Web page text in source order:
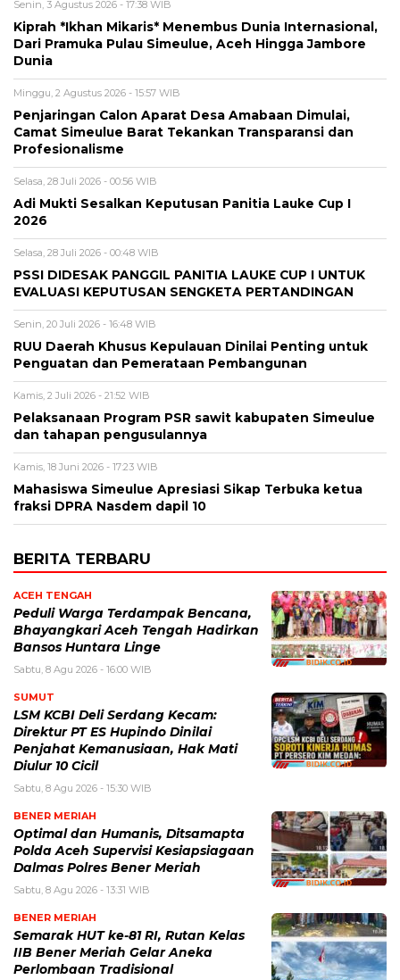
Senin, 3 Agustus 2026 - 17:38 WIB
Kiprah *Ikhan Mikaris* Menembus Dunia Internasional,
Dari Pramuka Pulau Simeulue, Aceh Hingga Jambore
Dunia
Minggu, 2 Agustus 2026 - 15:57 WIB
Penjaringan Calon Aparat Desa Amabaan Dimulai,
Camat Simeulue Barat Tekankan Transparansi dan
Profesionalisme
Selasa, 28 Juli 2026 - 00:56 WIB
Adi Mukti Sesalkan Keputusan Panitia Lauke Cup I
2026
Selasa, 28 Juli 2026 - 00:48 WIB
PSSI DIDESAK PANGGIL PANITIA LAUKE CUP I UNTUK
EVALUASI KEPUTUSAN SENGKETA PERTANDINGAN
Senin, 20 Juli 2026 - 16:48 WIB
RUU Daerah Khusus Kepulauan Dinilai Penting untuk
Penguatan dan Pemerataan Pembangunan
Kamis, 2 Juli 2026 - 21:52 WIB
Pelaksanaan Program PSR sawit kabupaten Simeulue
dan tahapan pengusulannya
Kamis, 18 Juni 2026 - 17:23 WIB
Mahasiswa Simeulue Apresiasi Sikap Terbuka ketua
fraksi DPRA Nasdem dapil 10
BERITA TERBARU
ACEH TENGAH
Peduli Warga Terdampak Bencana,
Bhayangkari Aceh Tengah Hadirkan
Bansos Huntara Linge
Sabtu, 8 Agu 2026 - 16:00 WIB
SUMUT
LSM KCBI Deli Serdang Kecam:
Direktur PT ES Hupindo Dinilai
Penjahat Kemanusiaan, Hak Mati
Diulur 10 Cicil
Sabtu, 8 Agu 2026 - 15:30 WIB
BENER MERIAH
Optimal dan Humanis, Ditsamapta
Polda Aceh Supervisi Kesiapsiagaan
Dalmas Polres Bener Meriah
Sabtu, 8 Agu 2026 - 13:31 WIB
BENER MERIAH
Semarak HUT ke-81 RI, Rutan Kelas
IIB Bener Meriah Gelar Aneka
Perlombaan Tradisional